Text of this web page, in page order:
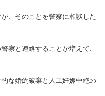
、そのことを警察に相談した
察と連絡することが増えて、
な婚約破棄と人工妊娠中絶の